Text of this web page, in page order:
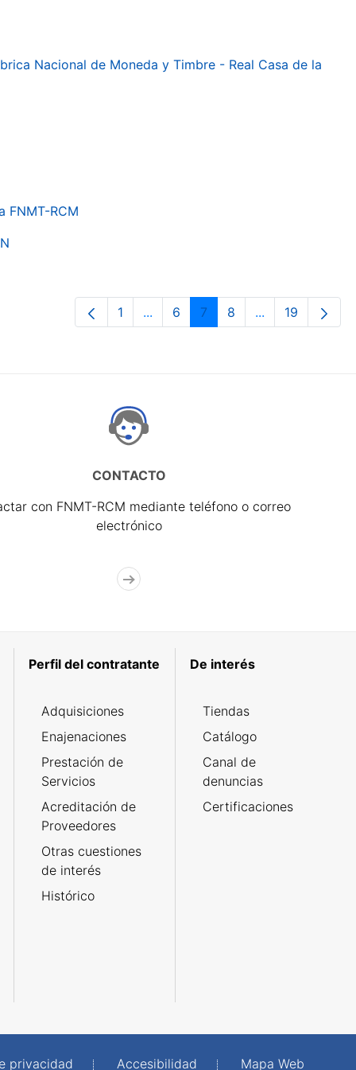
Nacional de Moneda y Timbre - Real Casa de la
FNMT-RCM
Página
1 ...Páginas intermedias Use TAB
Página
6 Página
7 Página
8 ...PáginasPágina
19
CONTACTO
con FNMT-RCM mediante teléfono o correo
electrónico
Perfil del contratante
Adquisiciones
Enajenaciones
Prestación de
Servicios
Acreditación de
Proveedores
Otras cuestiones
de interés
Histórico
De interés
Tiendas
Catálogo
Canal de
denuncias
Certificaciones
privacidad Accesibilidad Mapa Web